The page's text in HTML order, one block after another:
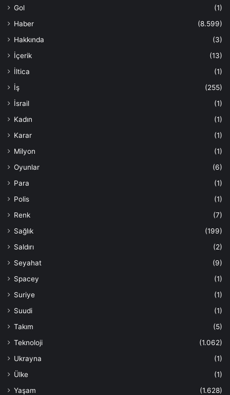
Gol
(1)
Haber
(8.599)
Hakkında
(3)
İçerik
(13)
İltica
(1)
İş
(255)
İsrail
(1)
Kadın
(1)
Karar
(1)
Milyon
(1)
Oyunlar
(6)
Para
(1)
Polis
(1)
Renk
(7)
Sağlık
(199)
Saldırı
(2)
Seyahat
(9)
Spacey
(1)
Suriye
(1)
Suudi
(1)
Takım
(5)
Teknoloji
(1.062)
Ukrayna
(1)
Ülke
(1)
Yaşam
(1.628)